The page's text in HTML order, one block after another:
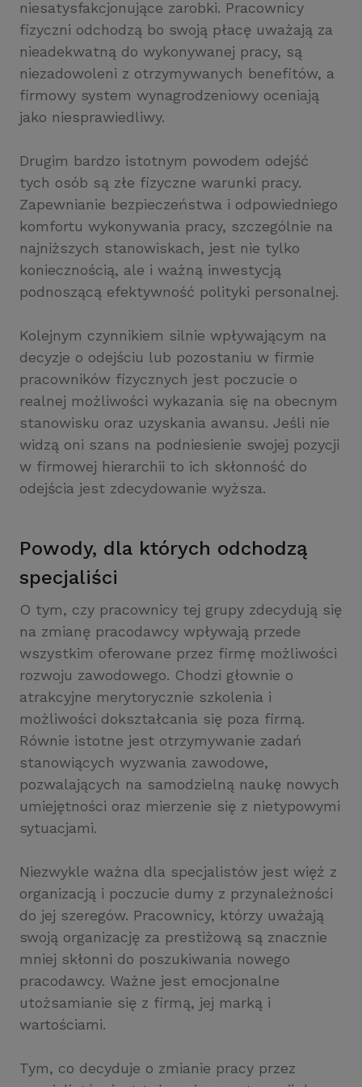
niesatysfakcjonujące zarobki. Pracownicy
fizyczni odchodzą bo swoją płacę uważają za
nieadekwatną do wykonywanej pracy, są
niezadowoleni z otrzymywanych benefitów, a
firmowy system wynagrodzeniowy oceniają
jako niesprawiedliwy.
Drugim bardzo istotnym powodem odejść
tych osób są złe fizyczne warunki pracy.
Zapewnianie bezpieczeństwa i odpowiedniego
komfortu wykonywania pracy, szczególnie na
najniższych stanowiskach, jest nie tylko
koniecznością, ale i ważną inwestycją
podnoszącą efektywność polityki personalnej.
Kolejnym czynnikiem silnie wpływającym na
decyzje o odejściu lub pozostaniu w firmie
pracowników fizycznych jest poczucie o
realnej możliwości wykazania się na obecnym
stanowisku oraz uzyskania awansu. Jeśli nie
widzą oni szans na podniesienie swojej pozycji
w firmowej hierarchii to ich skłonność do
odejścia jest zdecydowanie wyższa.
Powody, dla których odchodzą
specjaliści
O tym, czy pracownicy tej grupy zdecydują się
na zmianę pracodawcy wpływają przede
wszystkim oferowane przez firmę możliwości
rozwoju zawodowego. Chodzi głownie o
atrakcyjne merytorycznie szkolenia i
możliwości dokształcania się poza firmą.
Równie istotne jest otrzymywanie zadań
stanowiących wyzwania zawodowe,
pozwalających na samodzielną naukę nowych
umiejętności oraz mierzenie się z nietypowymi
sytuacjami.
Niezwykle ważna dla specjalistów jest więź z
organizacją i poczucie dumy z przynależności
do jej szeregów. Pracownicy, którzy uważają
swoją organizację za prestiżową są znacznie
mniej skłonni do poszukiwania nowego
pracodawcy. Ważne jest emocjonalne
utożsamianie się z firmą, jej marką i
wartościami.
Tym, co decyduje o zmianie pracy przez